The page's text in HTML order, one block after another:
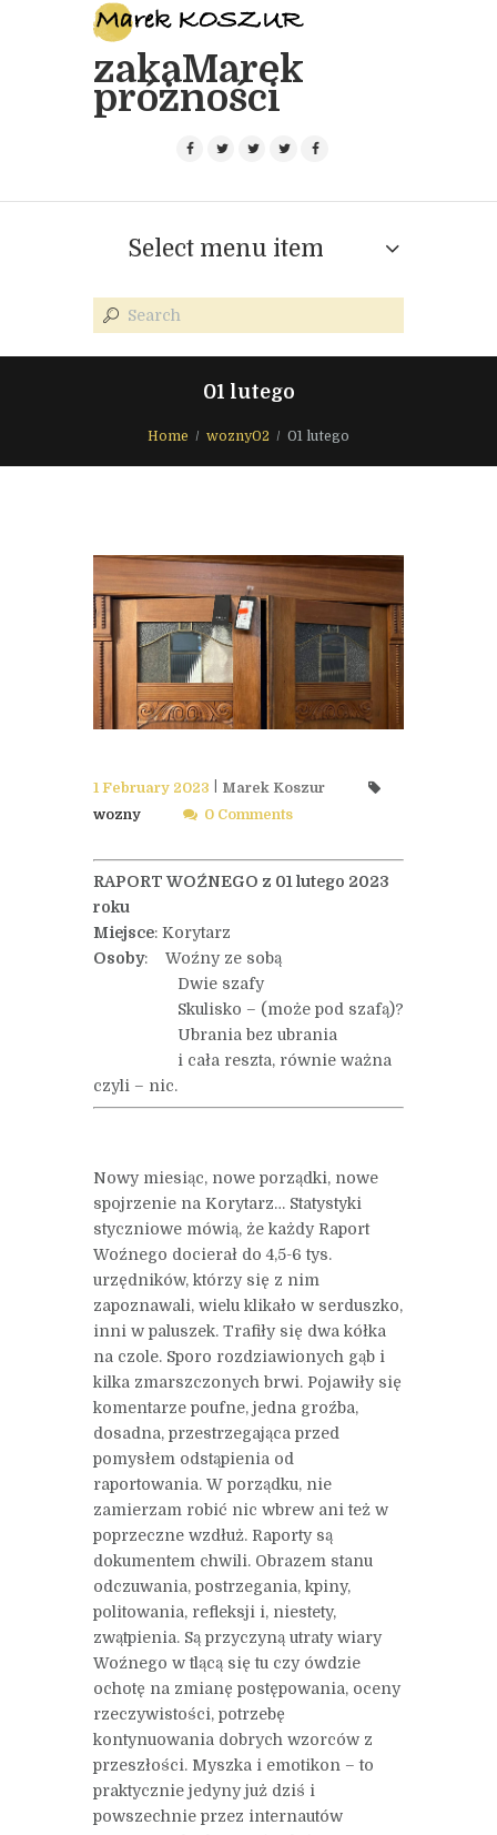
zakaMarek
próżności
Select menu item
01 lutego
Home wozny02 01 lutego
1 February 2023
Marek Koszur
wozny
0 Comments
RAPORT WOŹNEGO z 01 lutego 2023
roku
Miejsce: Korytarz
Osoby: Woźny ze sobą
Dwie szafy
Skulisko – (może pod szafą)?
Ubrania bez ubrania
i cała reszta, równie ważna
czyli – nic.
Nowy miesiąc, nowe porządki, nowe
spojrzenie na Korytarz… Statystyki
styczniowe mówią, że każdy Raport
Woźnego docierał do 4,5-6 tys.
urzędników, którzy się z nim
zapoznawali, wielu klikało w serduszko,
inni w paluszek. Trafiły się dwa kółka
na czole. Sporo rozdziawionych gąb i
kilka zmarszczonych brwi. Pojawiły się
komentarze poufne, jedna groźba,
dosadna, przestrzegająca przed
pomysłem odstąpienia od
raportowania. W porządku, nie
zamierzam robić nic wbrew ani też w
poprzeczne wzdłuż. Raporty są
dokumentem chwili. Obrazem stanu
odczuwania, postrzegania, kpiny,
politowania, refleksji i, niestety,
zwątpienia. Są przyczyną utraty wiary
Woźnego w tlącą się tu czy ówdzie
ochotę na zmianę postępowania, oceny
rzeczywistości, potrzebę
kontynuowania dobrych wzorców z
przeszłości. Myszka i emotikon – to
praktycznie jedyny już dziś i
powszechnie przez internautów